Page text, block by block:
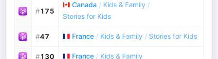
#175
Canada / Kids & Family /
Stories for Kids
#47 France / Kids & Family / Stories for Kids
#130 France / Kids & Family